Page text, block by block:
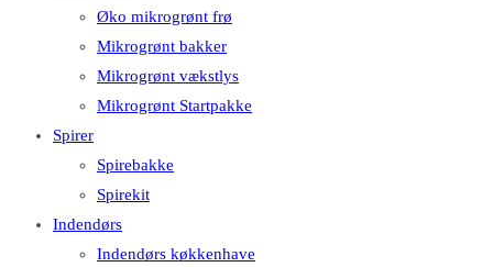
Øko mikrogrønt frø
Mikrogrønt bakker
Mikrogrønt vækstlys
Mikrogrønt Startpakke
Spirer
Spirebakke
Spirekit
Indendørs
Indendørs køkkenhave